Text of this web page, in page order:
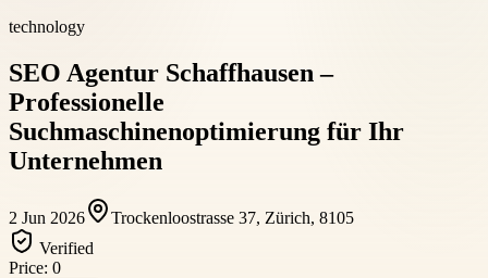
technology
SEO Agentur Schaffhausen –
Professionelle
Suchmaschinenoptimierung für Ihr
Unternehmen
2 Jun 2026
Trockenloostrasse 37, Zürich, 8105
Verified
Price: 0